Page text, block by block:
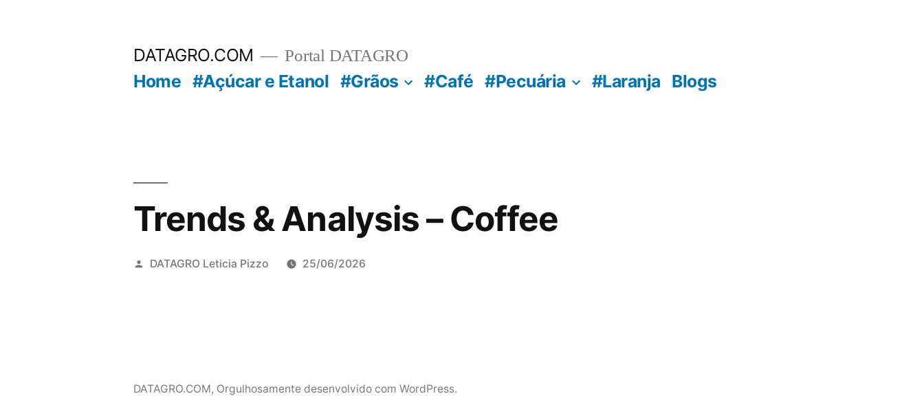
DATAGRO.COM Portal DATAGRO
Home #Açúcar e Etanol #Grãos #Café #Pecuária #Laranja Blogs
Trends & Analysis – Coffee
Publicado
DATAGRO Leticia Pizzo 25/06/2026
DATAGRO.COM, Orgulhosamente desenvolvido com WordPress.